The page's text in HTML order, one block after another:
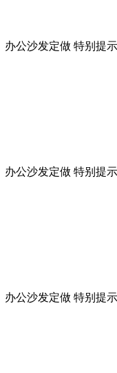
公沙发定做 特别提
公沙发定做 特别提
公沙发定做 特别提